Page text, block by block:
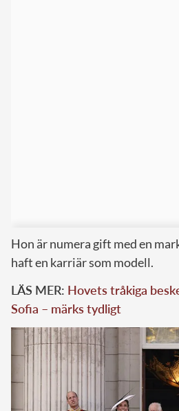
Hon är numera gift med en
haft en karriär som modell.
LÄS MER: Hovets tråkiga
Sofia – märks tydligt